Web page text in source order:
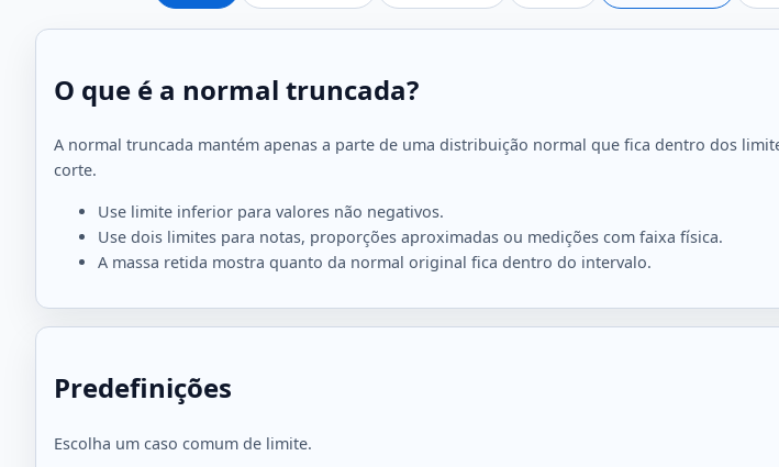
O que é a normal truncada?
A normal truncada mantém apenas a parte de uma distribuição normal que fica dentro dos
corte.
Use limite inferior para valores não negativos.
Use dois limites para notas, proporções aproximadas ou medições com faixa física.
A massa retida mostra quanto da normal original fica dentro do intervalo.
Predefinições
Escolha um caso comum de limite.